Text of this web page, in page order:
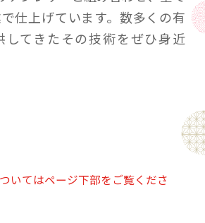
仕上げています。数多くの有
してきたその技術をぜひ身近
× D7.5cm × H1.5cm
いてはページ下部をご覧くださ